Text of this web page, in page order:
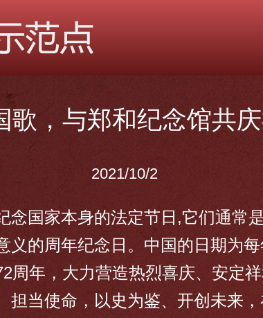
歌，与郑和纪念馆共庆
2021/10/2
念国家本身的法定节日,它们通常
的周年纪念日。中国的日期为每
周年，大力营造热烈喜庆、安定
担当使命，以史为鉴、开创未来